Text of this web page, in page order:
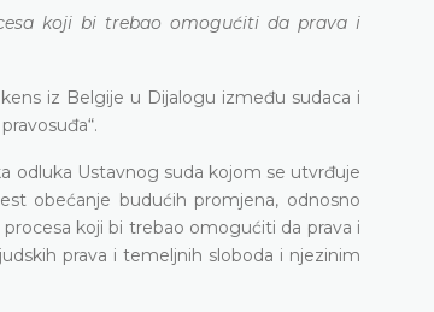
koji bi trebao omogućiti da prava i
iz Belgije u Dijalogu između sudaca i
odluka Ustavnog suda kojom se utvrđuje
obećanje budućih promjena, odnosno
koji bi trebao omogućiti da prava i
prava i temeljnih sloboda i njezinim